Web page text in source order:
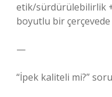
etik/sürdürülebilirlik
boyutlu bir
—
“İpek kaliteli mi?”